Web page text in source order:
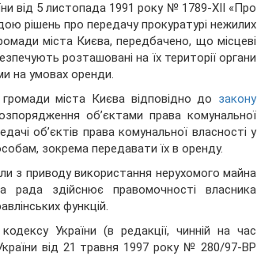
від 5 листопада 1991 року № 1789-XII «Про
рішень про передачу прокуратурі нежилих
міста Києва, передбачено, що місцеві
розташовані на їх території органи
на умовах оренди.
громади міста Києва відповідно до закону
об’єктами права комунальної
об’єктів права комунальної власності у
зокрема передавати їх в оренду.
з приводу використання нерухомого майна
рада здійснює правомочності власника
функцій.
України (в редакції, чинній на час
від 21 травня 1997 року № 280/97-ВР